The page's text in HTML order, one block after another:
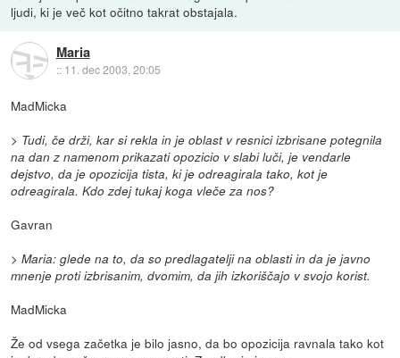
ljudi, ki je več kot očitno takrat obstajala.
Maria
:: 11. dec 2003, 20:05
MadMicka
> Tudi, če drži, kar si rekla in je oblast v resnici izbrisane potegnila
na dan z namenom prikazati opozicio v slabi luči, je vendarle
dejstvo, da je opozicija tista, ki je odreagirala tako, kot je
odreagirala. Kdo zdej tukaj koga vleče za nos?
Gavran
> Maria: glede na to, da so predlagatelji na oblasti in da je javno
mnenje proti izbrisanim, dvomim, da jih izkoriščajo v svojo korist.
MadMicka
Že od vsega začetka je bilo jasno, da bo opozicija ravnala tako kot